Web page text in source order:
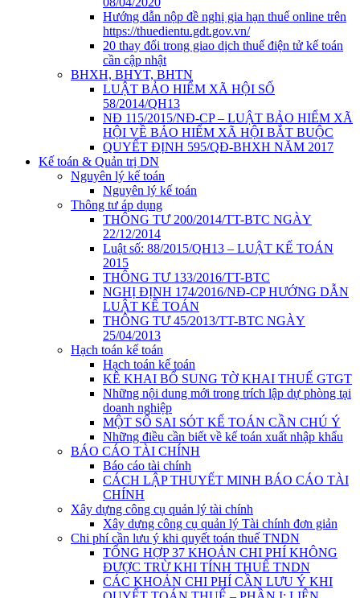
Hướng dẫn nộp đề nghị gia hạn thuế online trên
https://thuedientu.gdt.gov.vn/
20 thay đổi trong giao dịch thuế điện tử kế toán
cần cập nhật
BHXH, BHYT, BHTN
LUẬT BẢO HIỂM XÃ HỘI SỐ
58/2014/QH13
NĐ 115/2015/NĐ-CP – LUẬT BẢO HIỂM XÃ
HỘI VỀ BẢO HIỂM XÃ HỘI BẮT BUỘC
QUYẾT ĐỊNH 595/QĐ-BHXH NĂM 2017
Kế toán & Quản trị DN
Nguyên lý kế toán
Nguyên lý kế toán
Thông tư áp dụng
THÔNG TƯ 200/2014/TT-BTC NGÀY
22/12/2014
Luật số: 88/2015/QH13 – LUẬT KẾ TOÁN
2015
THÔNG TƯ 133/2016/TT-BTC
NGHỊ ĐỊNH 174/2016/NĐ-CP HƯỚNG DẪN
LUẬT KẾ TOÁN
THÔNG TƯ 45/2013/TT-BTC NGÀY
25/04/2013
Hạch toán kế toán
Hạch toán kế toán
KÊ KHAI BỔ SUNG TỜ KHAI THUẾ GTGT
Những nội dung mới trong trích lập dự phòng tại
doanh nghiệp
MỘT SỐ SAI SÓT KẾ TOÁN CẦN CHÚ Ý
Những điều cần biết về kế toán xuất nhập khẩu
BÁO CÁO TÀI CHÍNH
Báo cáo tài chính
CÁCH LẬP THUYẾT MINH BÁO CÁO TÀI
CHÍNH
Xây dựng công cụ quản lý tài chính
Xây dựng công cụ quản lý Tài chính đơn giản
Chi phí cần lưu ý khi quyết toán thuế TNDN
TỔNG HỢP 37 KHOẢN CHI PHÍ KHÔNG
ĐƯỢC TRỪ KHI TÍNH THUẾ TNDN
CÁC KHOẢN CHI PHÍ CẦN LƯU Ý KHI